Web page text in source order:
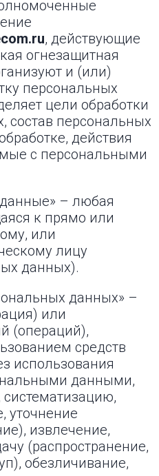
, действующие
огнезащитная
и (или)
персональных
цели обработки
состав персональных
действия
с персональными
– любая
к прямо или
или
лицу
данных).
данных» –
или
(операций),
средств
использования
данными,
уточнение
извлечение,
(распространение,
обезличивание,